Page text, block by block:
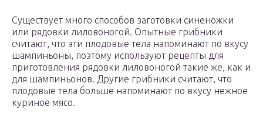
Существует много способов заготовки синеножки
или рядовки лиловоногой. Опытные грибники
считают, что эти плодовые тела напоминают по вкусу
шампиньоны, поэтому используют рецепты для
приготовления рядовки лиловоногой такие же, как и
для шампиньонов. Другие грибники считают, что
плодовые тела больше напоминают по вкусу нежное
куриное мясо.